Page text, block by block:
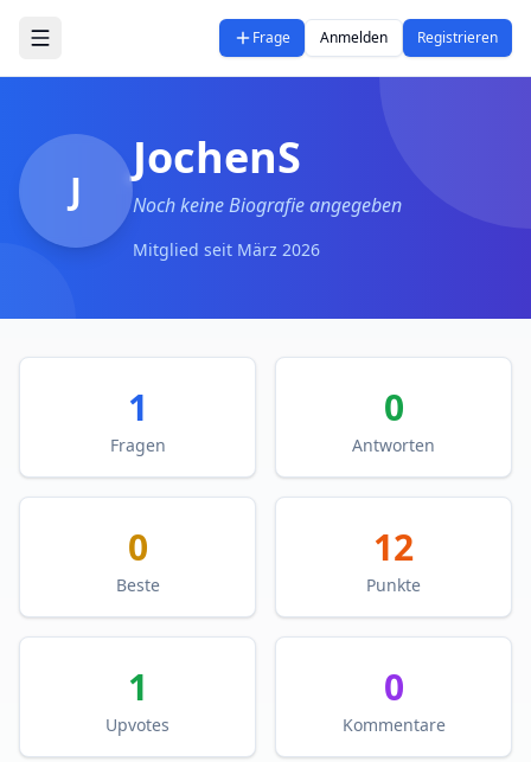
Zum Hauptinhalt springen
Frage Anmelden Registrieren
J
JochenS
Noch keine Biografie angegeben
Mitglied seit März 2026
1
Fragen
0
Antworten
0
Beste
12
Punkte
1
Upvotes
0
Kommentare